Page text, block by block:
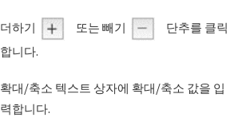
더하기 또는 빼기
단추를 클릭
합니다.
확대/축소 텍스트 상자에 확대/축소 값을 입
력합니다.